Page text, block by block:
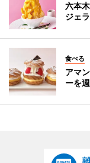
六本
ジェ
食べる
アマ
ーを